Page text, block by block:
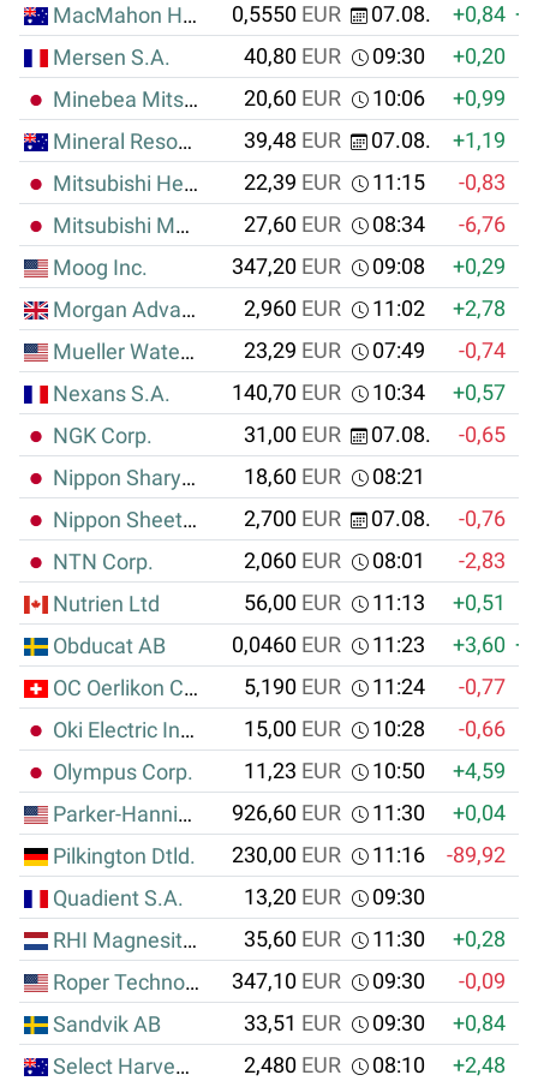
MacMahon Holdings Ltd.
0,5550 EUR 07.08. +0,84
Mersen S.A.
40,80 EUR 09:30
+0,20
Minebea Mitsumi Inc.
20,60 EUR 10:06
+0,99
Mineral Resources Ltd.
39,48 EUR 07.08.
+1,19
Mitsubishi Heavy Ind. Ltd.
22,39 EUR 11:15
-0,83
Mitsubishi Materials Corp.
27,60 EUR 08:34
-6,76
Moog Inc.
347,20 EUR 09:08
+0,29
Morgan Advanced Materials PLC
2,960 EUR 11:02 +2,78
Mueller Water Products Inc.
23,29 EUR 07:49
-0,74
Nexans S.A.
140,70 EUR 10:34
+0,57
NGK Corp.
31,00 EUR 07.08.
-0,65
Nippon Sharyo Ltd
18,60 EUR
08:21
Nippon Sheet Glass Co. Ltd.
2,700 EUR 07.08. -0,76
NTN Corp.
2,060 EUR 08:01 -2,83
Nutrien Ltd
56,00 EUR 11:13
+0,51
Obducat AB
0,0460 EUR 11:23 +3,60
OC Oerlikon Corporation AG
5,190 EUR 11:24 -0,77
Oki Electric Industry Co. Ltd.
15,00 EUR 10:28
-0,66
Olympus Corp.
11,23 EUR 10:50
+4,59
Parker-Hannifin Corp.
926,60 EUR 11:30
+0,04
Pilkington Dtld.
230,00 EUR 11:16 -89,92
Quadient S.A.
13,20 EUR
09:30
RHI Magnesita N.V.
35,60 EUR 11:30
+0,28
Roper Technologies Inc.
347,10 EUR 09:30
-0,09
Sandvik AB
33,51 EUR 09:30
+0,84
Select Harvest Ltd.
2,480 EUR 08:10 +2,48